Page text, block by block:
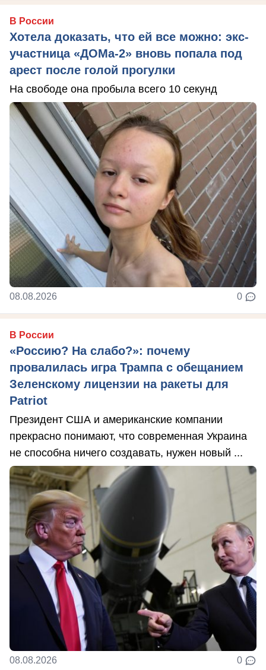
В России
Хотела доказать, что ей все можно: экс-
участница «ДОМа-2» вновь попала под
арест после голой прогулки
На свободе она пробыла всего 10 секунд
08.08.2026 0
В России
«Россию? На слабо?»: почему
провалилась игра Трампа с обещанием
Зеленскому лицензии на ракеты для
Patriot
Президент США и американские компании
прекрасно понимают, что современная Украина
не способна ничего создавать, нужен новый ...
08.08.2026 0